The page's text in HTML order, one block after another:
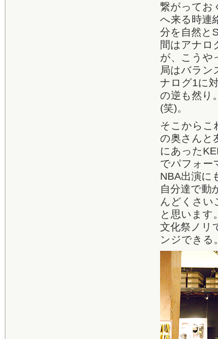
繋がってお
へ来る時連
分を自然と
間はアナロ
が、こうや
局はバラン
ナログ1に
の逆も然り
(笑)。
そこからこ
の奥さんと
にあった
でパフォー
NBA出演に
自分達で動
んどくさい
と思います
文化祭ノリ
ンジできる